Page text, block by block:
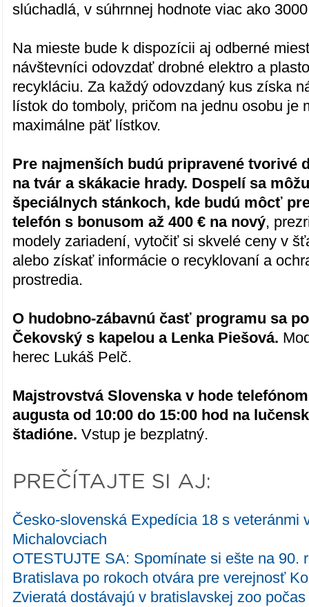
slúchadlá, v súhrnnej hodnote viac ako
Na mieste bude k dispozícii aj odberné
návštevníci odovzdať drobné elektro a
recykláciu. Za každý odovzdaný kus získa
lístok do tomboly, pričom na jednu osobu je
maximálne päť lístkov.
Pre najmenších budú pripravené tvorivé
na tvár a skákacie hrady. Dospelí sa
špeciálnych stánkoch, kde budú môcť
telefón s bonusom až 400 € na nový,
modely zariadení, vytočiť si skvelé ceny v
alebo získať informácie o recyklovaní a
prostredia.
O hudobno-zábavnú časť programu sa
Čekovský s kapelou a Lenka Piešová.
herec Lukáš Pelč.
Majstrovstvá Slovenska v hode
augusta od 10:00 do 15:00 hod na
štadióne. Vstup je bezplatný.
PREČÍTAJTE SI AJ:
Česko-slovenská Expedícia 18 s veteránmi
Michalovciach
OTESTUJTE SA: Spomínate si ešte na 90.
Bratislava po rokoch otvára pre verejnosť
Zvieratá dostávajú v bratislavskej zoo